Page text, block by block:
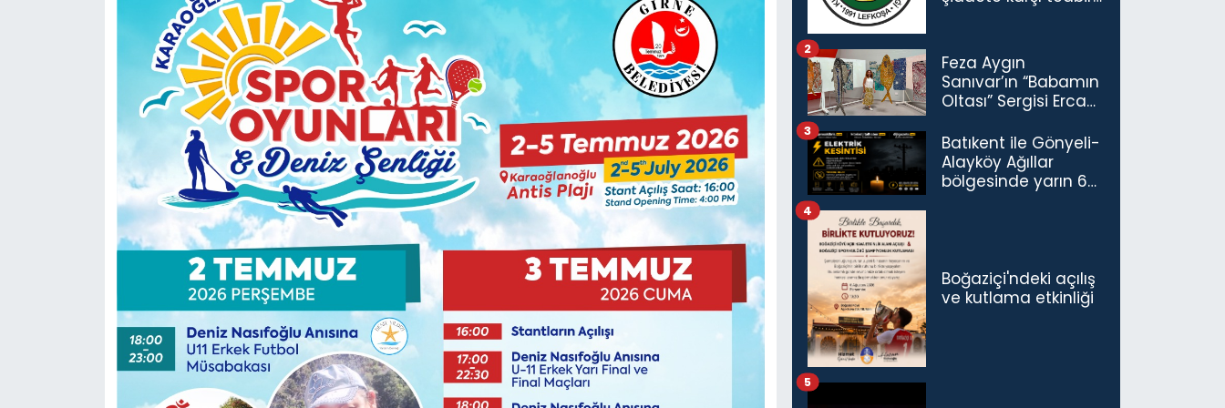
Feza Aygın
Sanıvar’ın “Babamın
Oltası” Sergisi Ercan
Açıldı
2
Batıkent ile Gönyeli-
Alayköy Ağıllar
bölgesinde yarın 6
3
Boğaziçi'ndeki açılış
ve kutlama etkinliği
4
5